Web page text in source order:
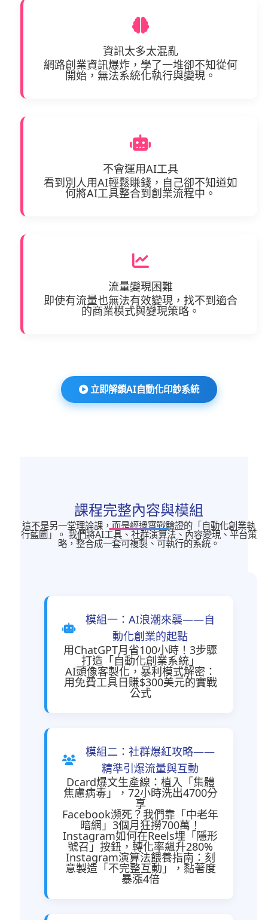
資訊太多太混亂
網路創業資訊爆炸，學了一堆卻不知從何
開始，無法系統化執行與變現。
不會運用AI工具
看到別人用AI輕鬆賺錢，自己卻不知道如
何將AI工具整合到創業流程中。
流量變現困難
即使有流量也無法有效變現，找不到適合
的商業模式與變現策略。
立即解鎖AI自動化印鈔系統
課程完整內容與模組
這不是另一堂理論課，而是經過實戰驗證的「自動化創業執
行藍圖」。 我們將AI工具、社群演算法、內容變現、平台策
略，整合成一套可複製、可執行的系統。
模組一：AI浪潮來襲——自
動化創業的起點
用ChatGPT月省100小時！3步驟
打造「自動化創業系統」
AI頭像客製化，暴利模式解密：
用免費工具日賺$300美元的實戰
公式
模組二：社群爆紅攻略——
精準引爆流量與互動
Dcard爆文生產線：植入「集體
焦慮病毒」，72小時洗出4700分
享
Facebook瀕死？我們靠「中老年
暗網」3個月狂撈700萬！
Instagram如何在Reels埋「隱形
號召」按鈕，轉化率飆升280%
Instagram演算法餵養指南：刻
意製造「不完整互動」，黏著度
暴漲4倍